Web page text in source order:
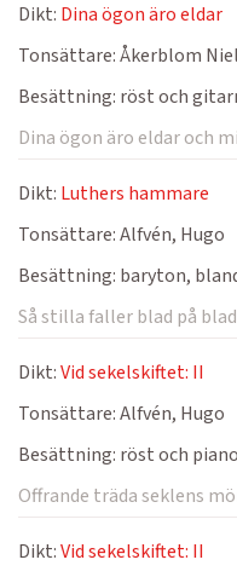
Dikt: Dina ögon äro eldar
Tonsättare:Åkerblom
Besättning: röst och
Dina ögon äro eldar och
Dikt: Luthers hammare
Tonsättare:Alfvén, Hugo
Besättning: baryton,
Så stilla faller blad på blad
Dikt:Vid sekelskiftet: II
Tonsättare:Alfvén, Hugo
Besättning: röst och piano
Offrande träda seklens
Dikt:Vid sekelskiftet: II